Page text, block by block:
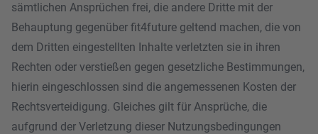
sämtlichen Ansprüchen frei, die andere Dritte mit der
Behauptung gegenüber fit4future geltend machen, die von
dem Dritten eingestellten Inhalte verletzten sie in ihren
Rechten oder verstießen gegen gesetzliche Bestimmungen,
hierin eingeschlossen sind die angemessenen Kosten der
Rechtsverteidigung. Gleiches gilt für Ansprüche, die
aufgrund der Verletzung dieser Nutzungsbedingungen